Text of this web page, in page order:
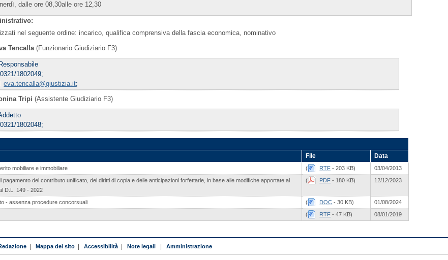
dalle ore 08,30alle ore 12,30
nel seguente ordine: incarico, qualifica comprensiva della fascia economica, nominativo
Tencalla(Funzionario Giudiziario F3)
1802049;
eva.tencalla@giustizia.it;
Tripi (Assistente Giudiziario F3)
1802048;
File
Data
mobiliare e immobiliare
( RTF - 203 KB)
03/04/2013
pagamento del contributo unificato, dei diritti di copia e delle anticipazioni forfettarie, in base alle modifiche apportate al
D.L. 149 - 2022
( PDF - 180 KB) 12/12/2023
- assenza procedure concorsuali ( DOC - 30 KB)
01/08/2024
( RTF - 47 KB) 08/01/2019
| Mappa del sito| Accessibilità| Note legali| Amministrazione